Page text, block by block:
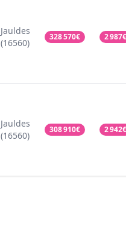
Jauldes
(16560)
328 570€ 2 987€
Jauldes
(16560)
308 910€ 2 942€